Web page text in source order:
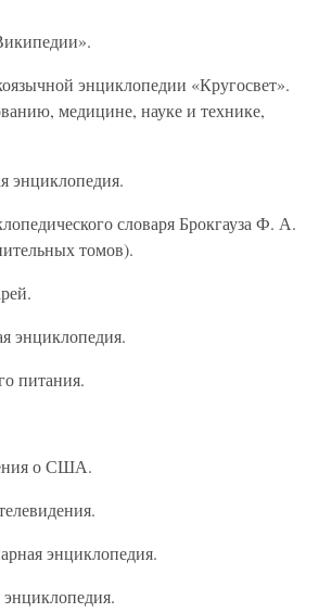
энциклопедии «Кругосвет».
медицине, науке и технике,
энциклопедия.
словаря Брокгауза Ф. А.
томов).
энциклопедия.
питания.
о США.
энциклопедия.